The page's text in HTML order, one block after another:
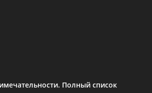
Полный список